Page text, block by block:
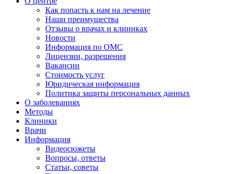
Как попасть к нам на лечение
Наши преимущества
Отзывы о врачах и клиниках
Новости
Информация по ОМС
Лицензии, разрешения
Вакансии
Стоимость услуг
Юридическая информация
Политика защиты персональных данных
О заболеваниях
Методы
Клиники
Врачи
Информация
Видеосюжеты
Вопросы, ответы
Статьи, советы